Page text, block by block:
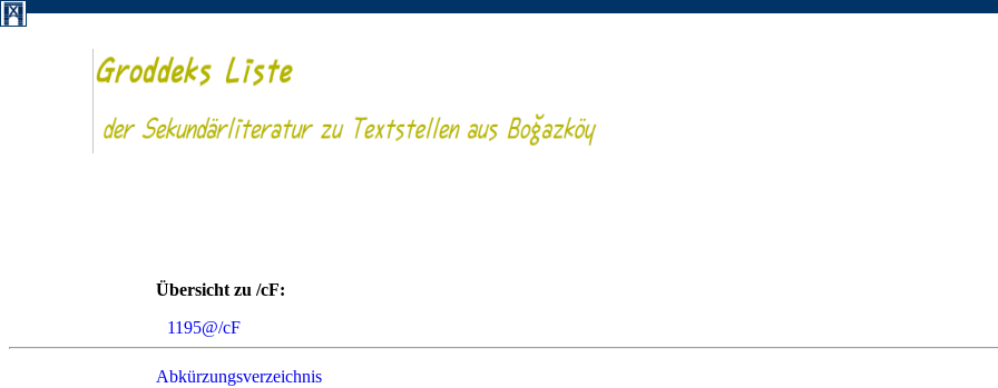
Übersicht zu /cF:
1195@/cF
Abkürzungsverzeichnis